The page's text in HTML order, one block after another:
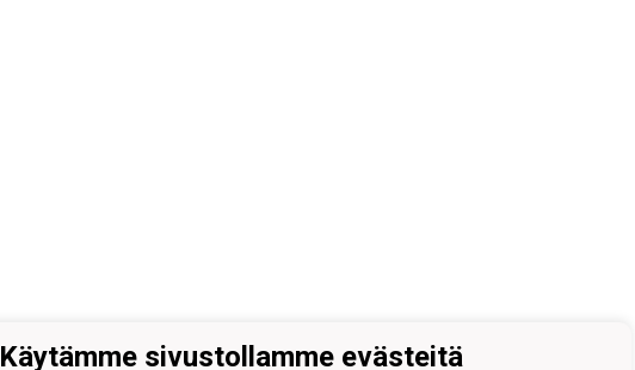
Käytämme sivustollamme evästeitä